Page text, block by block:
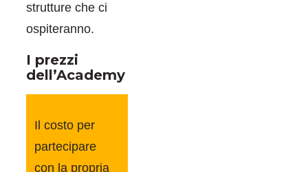
strutture che ci
ospiteranno.
I prezzi
dell’Academy
Il costo per
partecipare
con la propria